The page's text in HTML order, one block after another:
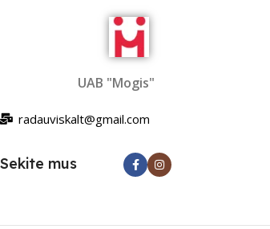
UAB "Mogis"
radauviskalt@gmail.com
Sekite mus